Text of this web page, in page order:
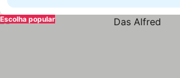
Escolha popular